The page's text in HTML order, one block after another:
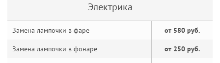
Электрика
Замена лампочки в фаре от 580 руб.
Замена лампочки в фонаре от 250 руб.